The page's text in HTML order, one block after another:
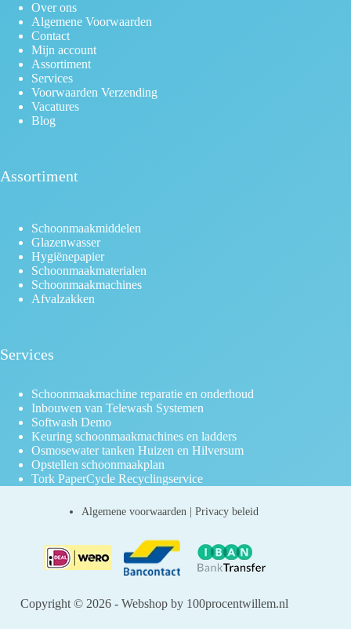
Over ons
Algemene Voorwaarden
Contact
Mijn account
Assortiment
Services
Voorwaarden Verzending
Vacatures
Blog
Assortiment
Schoonmaakmiddelen
Glazenwasser
Hygiënepapier
Schoonmaakmaterialen
Schoonmaakmachines
Afvalzakken
Services
Schoonmaakmachine reparatie en onderhoud
Inbouwen van Telewash Systemen
Softwash Demo
Keuring schoonmaakmachines en ladders
Osmosewater tanken Huizen en Hilversum
Opstellen schoonmaakplan
Tork PaperCycle Recyclingservice
Algemene voorwaarden |Privacy beleid
Copyright © 2026 - Webshop by 100procentwillem.nl